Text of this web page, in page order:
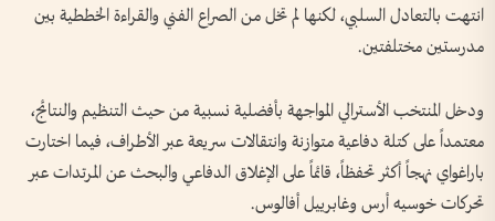
انتهت بالتعادل السلبي، لكنها لم تخل من الصراع الفني والقراءة الخططية بين
مدرستين مختلفتين.
ودخل المنتخب الأسترالي المواجهة بأفضلية نسبية من حيث التنظيم والنتائج،
معتمداً على كتلة دفاعية متوازنة وانتقالات سريعة عبر الأطراف، فيما اختارت
باراغواي نهجاً أكثر تحفظاً، قائماً على الإغلاق الدفاعي والبحث عن المرتدات عبر
تحركات خوسيه أرس وغابرييل أفالوس.